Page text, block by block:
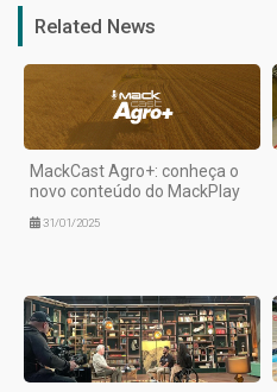
Related News
MackCast Agro+: conheça o
novo conteúdo do MackPlay
31/01/2025